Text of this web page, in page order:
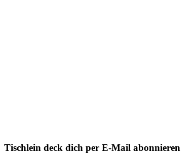
Tischlein deck dich per E-Mail abonnieren